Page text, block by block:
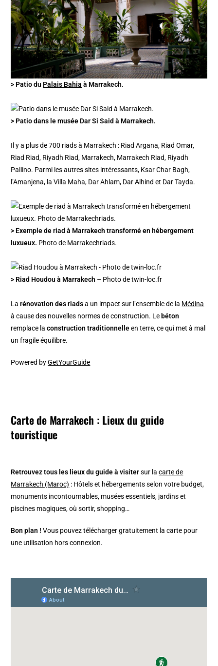
> Patio du Palais Bahia à Marrakech.
> Patio dans le musée Dar Si Said à Marrakech.
Il y a plus de 700 riads à Marrakech : Riad Argana, Riad Omar,
Riad Riad, Riyadh Riad, Marrakech, Marrakech Riad, Riyadh
Pallino. Parmi les autres sites intéressants, Ksar Char Bagh,
l’Amanjena, la Villa Maha, Dar Ahlam, Dar Alhind et Dar Tayda.
> Exemple de riad à Marrakech transformé en hébergement
luxueux. Photo de Marrakechriads.
> Riad Houdou à Marrakech – Photo de twin-loc.fr
Larénovation des riadsa un impact sur l’ensemble de la Médina
à cause des nouvelles normes de construction. Le béton
remplace laconstruction traditionnelleen terre, ce qui met à mal
un fragile équilibre.
Powered byGetYourGuide
Carte de Marrakech : Lieux du guide
touristique
Retrouvez tous les lieux du guide à visitersur lacarte de
Marrakech (Maroc) : Hôtels et hébergements selon votre budget,
monuments incontournables, musées essentiels, jardins et
piscines magiques, où sortir, shopping…
Bon plan ! Vous pouvez télécharger gratuitement la carte pour
une utilisation hors connexion.